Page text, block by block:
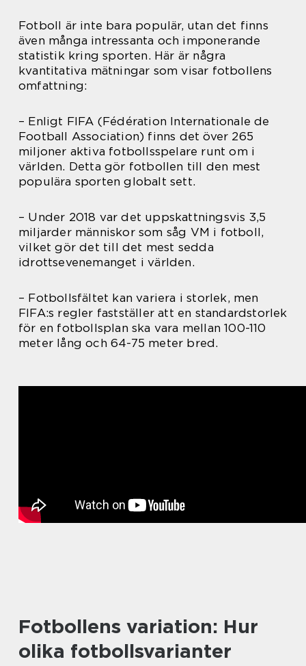
Fotboll är inte bara populär, utan det finns
även många intressanta och imponerande
statistik kring sporten. Här är några
kvantitativa mätningar som visar fotbollens
omfattning:
– Enligt FIFA (Fédération Internationale de
Football Association) finns det över 265
miljoner aktiva fotbollsspelare runt om i
världen. Detta gör fotbollen till den mest
populära sporten globalt sett.
– Under 2018 var det uppskattningsvis 3,5
miljarder människor som såg VM i fotboll,
vilket gör det till det mest sedda
idrottsevenemanget i världen.
– Fotbollsfältet kan variera i storlek, men
FIFA:s regler fastställer att en standardstorlek
för en fotbollsplan ska vara mellan 100-110
meter lång och 64-75 meter bred.
Fotbollens variation: Hur
olika fotbollsvarianter